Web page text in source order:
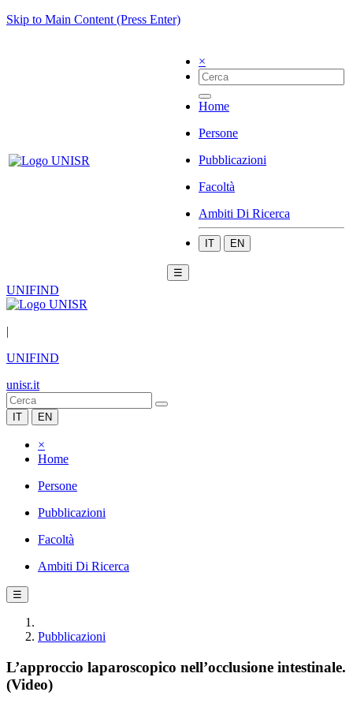
Skip to Main Content (Press Enter)
×
Home
Persone
Pubblicazioni
Facoltà
Ambiti Di Ricerca
IT EN
☰
UNIFIND
|
UNIFIND
unisr.it
IT EN
×
Home
Persone
Pubblicazioni
Facoltà
Ambiti Di Ricerca
☰
Pubblicazioni
L’approccio laparoscopico nell’occlusione intestinale.
(Video)